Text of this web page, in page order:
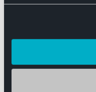
Båthengere